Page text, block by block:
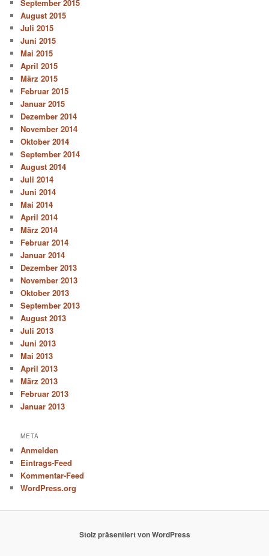
September 2015
August 2015
Juli 2015
Juni 2015
Mai 2015
April 2015
März 2015
Februar 2015
Januar 2015
Dezember 2014
November 2014
Oktober 2014
September 2014
August 2014
Juli 2014
Juni 2014
Mai 2014
April 2014
März 2014
Februar 2014
Januar 2014
Dezember 2013
November 2013
Oktober 2013
September 2013
August 2013
Juli 2013
Juni 2013
Mai 2013
April 2013
März 2013
Februar 2013
Januar 2013
META
Anmelden
Eintrags-Feed
Kommentar-Feed
WordPress.org
Stolz präsentiert von WordPress